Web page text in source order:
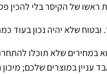
ראשו של הקיסר בלי להכין
ובטוח שלא יהיה נכון בעוד
במחירים שלא תוכלו
במוצרים שלכם;